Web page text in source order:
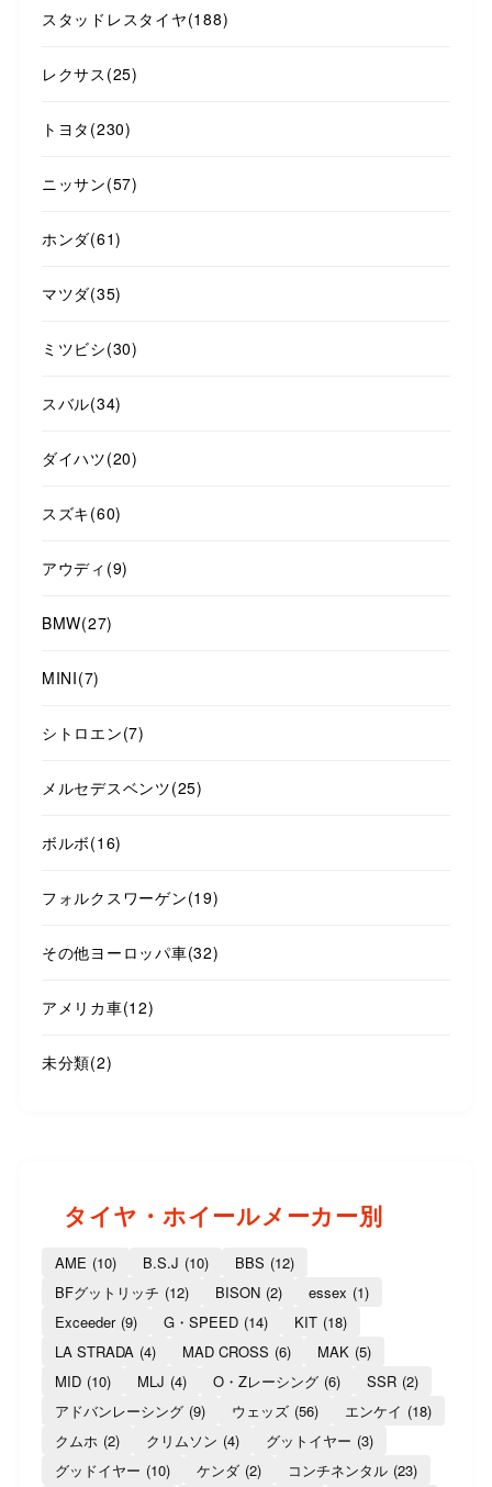
スタッドレスタイヤ(188)
レクサス (25)
トヨタ (230)
ニッサン(57)
ホンダ(61)
マツダ(35)
ミツビシ(30)
スバル(34)
ダイハツ(20)
スズキ(60)
アウディ (9)
BMW(27)
MINI(7)
シトロエン(7)
メルセデスベンツ(25)
ボルボ(16)
フォルクスワーゲン(19)
その他ヨーロッパ車(32)
アメリカ車(12)
未分類(2)
タイヤ・ホイールメーカー別
AME (10) B.S.J (10) BBS (12)
BFグットリッチ (12) BISON (2) essex (1)
Exceeder (9) G・SPEED (14) KIT (18)
LA STRADA (4) MAD CROSS (6) MAK (5)
MID (10) MLJ (4) O・Zレーシング (6) SSR (2)
アドバンレーシング (9) ウェッズ (56) エンケイ (18)
クムホ (2) クリムソン (4) グットイヤー (3)
グッドイヤー (10) ケンダ (2) コンチネンタル (23)